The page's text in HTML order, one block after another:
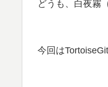
どうも、白夜霧
今回は